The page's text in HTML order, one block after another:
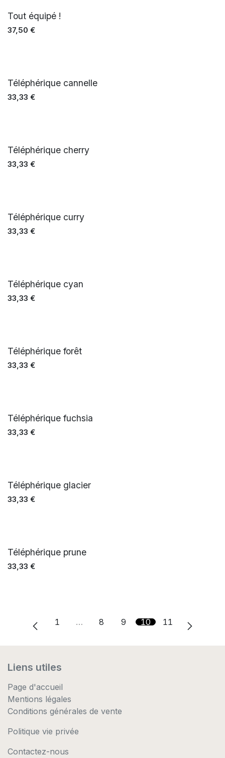
Tout équipé !
37,50 €
Téléphérique cannelle
33,33 €
Téléphérique cherry
33,33 €
Téléphérique curry
33,33 €
Téléphérique cyan
33,33 €
Téléphérique forêt
33,33 €
Téléphérique fuchsia
33,33 €
Téléphérique glacier
33,33 €
Téléphérique prune
33,33 €
1 … 8 9 10 11
Liens utiles
Page d'accueil
Mentions légales
Conditions générales de vente
Politique vie privée
Contactez-nous